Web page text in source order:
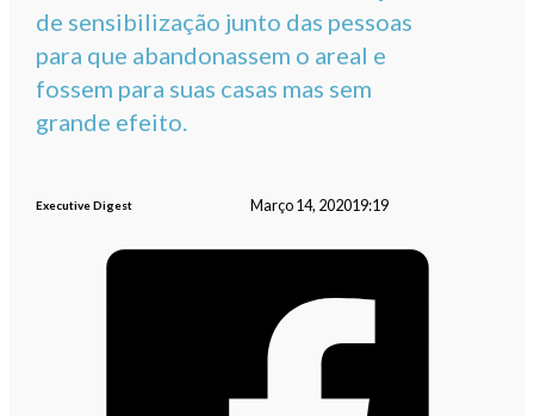
de sensibilização junto das pessoas
para que abandonassem o areal e
fossem para suas casas mas sem
grande efeito.
Executive Digest Março 14, 202019:19